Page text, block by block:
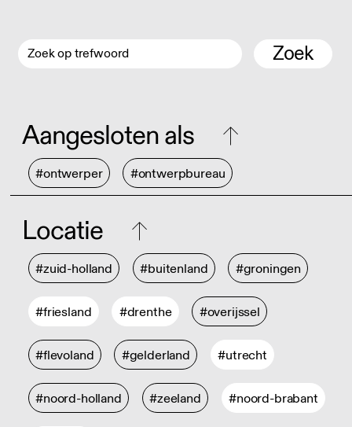
Zoek
Aangesloten als
#ontwerper #ontwerpbureau
Locatie
#zuid-holland #buitenland #groningen
#friesland #drenthe #overijssel
#flevoland #gelderland #utrecht
#noord-holland #zeeland #noord-brabant